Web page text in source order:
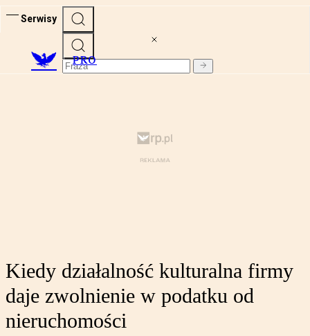
Serwisy
PRO
Kiedy działalność kulturalna firmy
daje zwolnienie w podatku od
nieruchomości